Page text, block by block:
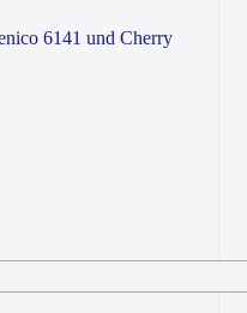
6141 und Cherry